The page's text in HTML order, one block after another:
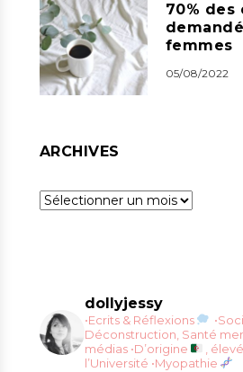
70% des
femmes
05/08/2022
ARCHIVES
Archives
dollyjessy
•Ecrits & Réflexions
Déconstruction, Santé
médias •D’origine
,
l’Université •Myopathie